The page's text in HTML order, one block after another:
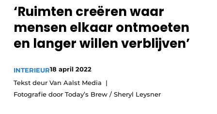
Privacy / Cookie statement
Vacature aanmelden
Vacatures
Video’s
‘Ruimten creëren waar
mensen elkaar ontmoeten
en langer willen verblijven’
INTERIEUR18 april 2022
Tekst deur Van Aalst Media
Fotografie door Today’s Brew / Sheryl Leysner